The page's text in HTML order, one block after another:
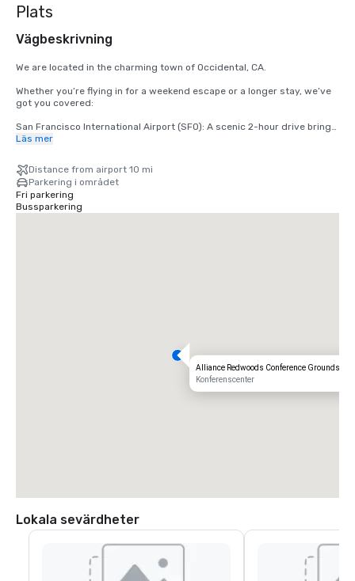
Plats
Vägbeskrivning
We are located in the charming town of Occidental, CA.
Whether you’re flying in for a weekend escape or a longer stay, we’ve
got you covered:
San Francisco International Airport (SFO): A scenic 2-hour drive brings
you from arrival to relaxation.
Santa Rosa’s Charles M. Schulz – Sonoma County Airport (STS): Only
35 minutes from our doorstep — the fastest route to your rustic
retreat.
Läs mer
Distance from airport 10 mi
Parkering i området
Fri parkering
Bussparkering
Alliance Redwoods Conference Grounds
Konferenscenter
Lokala sevärdheter